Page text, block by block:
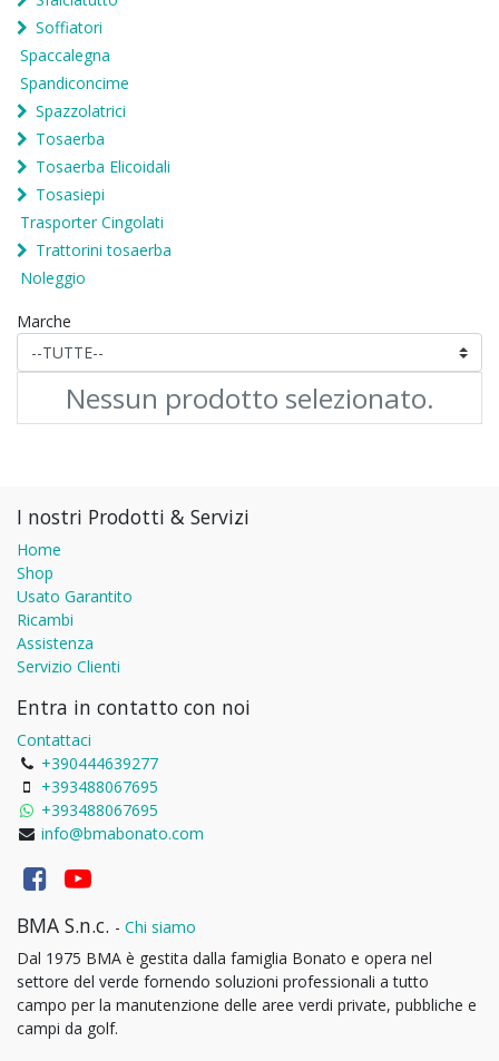
Soffiatori
Spaccalegna
Spandiconcime
Spazzolatrici
Tosaerba
Tosaerba Elicoidali
Tosasiepi
Trasporter Cingolati
Trattorini tosaerba
Noleggio
Marche
Nessun prodotto selezionato.
I nostri Prodotti & Servizi
Home
Shop
Usato Garantito
Ricambi
Assistenza
Servizio Clienti
Entra in contatto con noi
Contattaci
+390444639277
+393488067695
+393488067695
info@bmabonato.com
BMA S.n.c. - Chi siamo
Dal 1975 BMA è gestita dalla famiglia Bonato e opera nel
settore del verde fornendo soluzioni professionali a tutto
campo per la manutenzione delle aree verdi private, pubbliche e
campi da golf.